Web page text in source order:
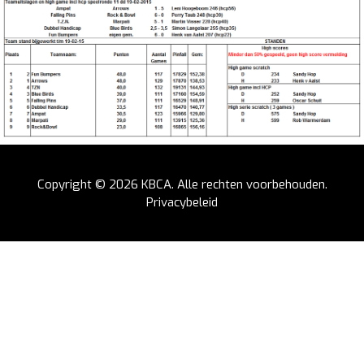
Copyright © 2026 KBCA. Alle rechten voorbehouden.
Privacybeleid